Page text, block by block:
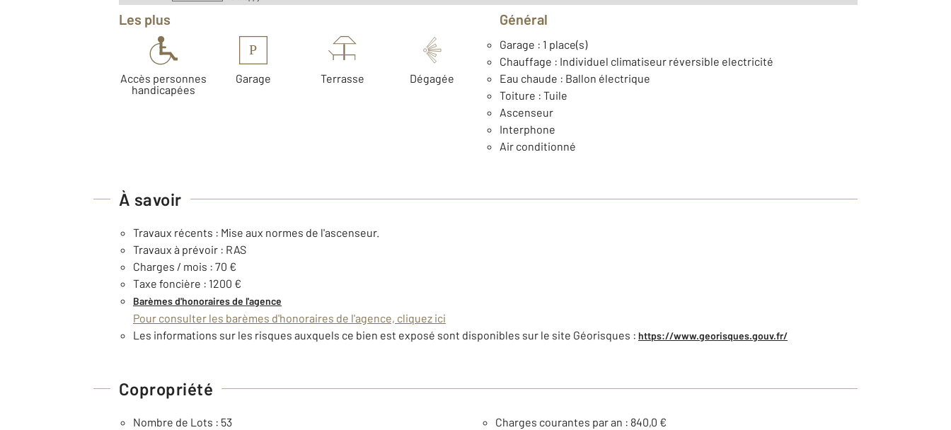
Les plus
Accès personnes
handicapées
P
Garage Terrasse Dégagée
Général
Garage : 1 place(s)
Chauffage : Individuel climatiseur réversible electricité
Eau chaude : Ballon électrique
Toiture : Tuile
Ascenseur
Interphone
Air conditionné
À savoir
Travaux récents : Mise aux normes de l'ascenseur.
Travaux à prévoir : RAS
Charges / mois : 70 €
Taxe foncière : 1200 €
Barèmes d'honoraires de l'agence
Pour consulter les barèmes d'honoraires de l'agence, cliquez ici
Les informations sur les risques auxquels ce bien est exposé sont disponibles sur le site Géorisques : https://www.georisques.gouv.fr/
Copropriété
Nombre de Lots : 53
Charges courantes par an : 840,0 €